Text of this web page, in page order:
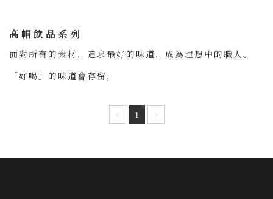
高帽飲品系列
面對所有的素材，追求最好的味道，成為理想中的職人。
「好喝」的味道會存留，
< 1 >